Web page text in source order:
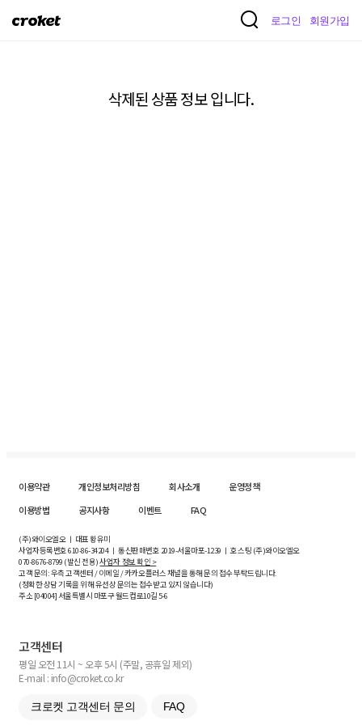
크
로그인 회원가입
삭제된 상품 정보 입니다.
이용약관 개인정보처리방침 회사소개
운영정책
이용방법
공지사항 이벤트 FAQ
(주)와이오엘오 ㅣ 대표 황유미
사업자등록번호610-86-34204ㅣ 통신판매번호 2019-서울마포-1239 ㅣ 호스팅 (주)와이오엘오
070-8676-8799 (발신 전용)사업자 정보 확인 >
고객 문의: 우측 고객센터 / 이메일 / 카카오플러스 채널을 통해 문의 접수 부탁드립니다.
(정확한 상담 기록을 위해 유선상 문의는 접수받고 있지 않습니다)
주소 [04004] 서울특별시 마포구 월드컵로10길5-6
고객센터
평일 오전 11시 ~ 오후 5시 (주말, 공휴일 제외)
E-mail : info@croket.co.kr
크로켓 고객센터 문의 FAQ